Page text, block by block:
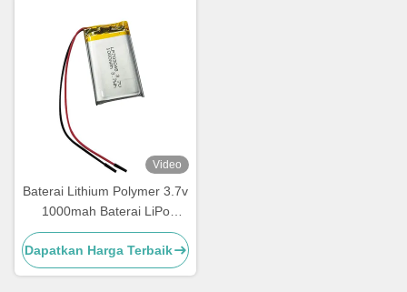
Video
Baterai Lithium Polymer 3.7v
1000mah Baterai LiPo
703048
Dapatkan Harga Terbaik